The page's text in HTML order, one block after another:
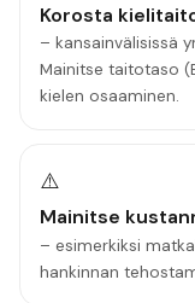
Korosta
– kansainvälisissä
Mainitse taitotaso
kielen osaaminen.
⚠️
Mainitse
– esimerkiksi
hankinnan